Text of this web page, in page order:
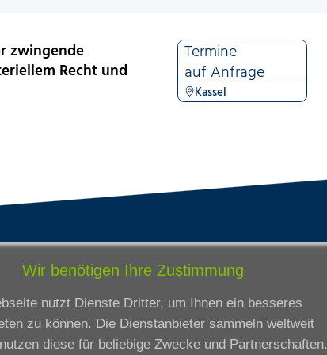
zwingende
Recht und
Termine
auf Anfrage
Kassel
am Main
Bildungsangebot
Ausbildung
Zertifikatslehrgänge
Fortbildung
Wir benötigen Ihre Zustimmung
nutzt Dienste Dritter, um Ihnen ein besseres
zu können. Die Dienstanbieter sammeln weltweit
diese für beliebige Zwecke und Partnerschaften.